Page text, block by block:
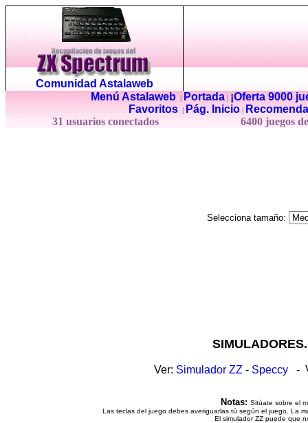
Comunidad Astalaweb
Menú Astalaweb| Portada|
¡Oferta 9000
Favoritos
Pág. Inicio
31 usuarios conectados
6400 juegos
Selecciona tamaño:
Ver: Simulador ZZ - Speccy -
Notas: Sitúate sobre el
Las teclas del juego debes averiguarlas tú según el juego. La
El simulador ZZ puede que